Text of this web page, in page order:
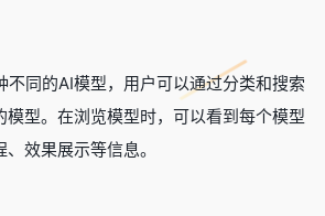
同的AI模型，用户可以通过分类和搜索
模型。在浏览模型时，可以看到每个模型
效果展示等信息。